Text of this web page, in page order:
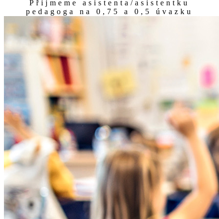
Přijmeme asistenta/asistentku
pedagoga na 0,75 a 0,5 úvazku